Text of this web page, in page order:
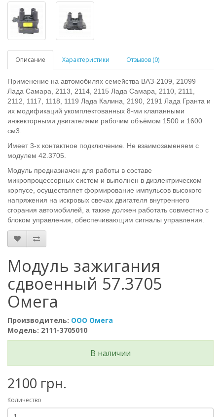
Описание Характеристики Отзывов (0)
Применение на автомобилях семейства ВАЗ-2109, 21099
Лада Самара, 2113, 2114, 2115 Лада Самара, 2110, 2111,
2112, 1117, 1118, 1119 Лада Калина, 2190, 2191 Лада Гранта и
их модификаций укомплектованных 8-ми клапанными
инжекторными двигателями рабочим объёмом 1500 и 1600
см3.
Имеет 3-х контактное подключение. Не взаимозаменяем с
модулем 42.3705.
Модуль предназначен для работы в составе
микропроцессорных систем и выполнен в диэлектрическом
корпусе, осуществляет формирование импульсов высокого
напряжения на искровых свечах двигателя внутреннего
сгорания автомобилей, а также должен работать совместно с
блоком управления, обеспечивающим сигналы управления.
Модуль зажигания
сдвоенный 57.3705
Омега
Производитель: ООО Омега
Модель: 2111-3705010
В наличии
2100 грн.
Количество